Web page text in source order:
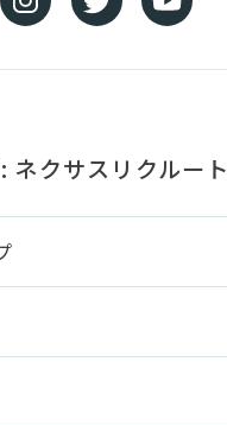
ネクサスリクルート